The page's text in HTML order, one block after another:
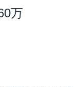
万